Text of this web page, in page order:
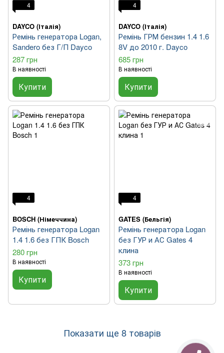
4
DAYCO (Італія)
Ремінь генератора Logan,
Sandero без Г/П Dayco
287 грн
В наявності
Купити
4
DAYCO (Італія)
Ремінь ГРМ бензин 1.4 1.6
8V до 2010 г. Dayco
685 грн
В наявності
Купити
4
BOSCH (Німеччина)
Ремінь генератора Logan
1.4 1.6 без ГПК Bosch
280 грн
В наявності
Купити
4
GATES (Бельгія)
Ремінь генератора Logan
без ГУР и АС Gates 4
клина
373 грн
В наявності
Купити
Показати ще 8 товарів